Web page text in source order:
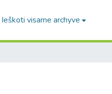
Ieškoti visame archyve